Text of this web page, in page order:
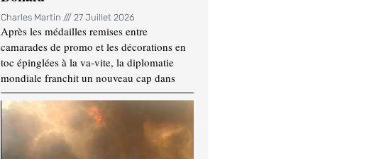
Charles Martin 27 Juillet 2026
Après les médailles remises entre
camarades de promo et les décorations en
toc épinglées à la va-vite, la diplomatie
mondiale franchit un nouveau cap dans